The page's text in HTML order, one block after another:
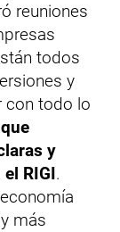
reuniones
todos
y
con todo lo
y
RIGI.
más